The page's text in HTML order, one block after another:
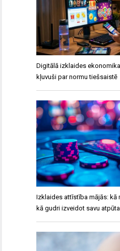
Digitālā izklaides
kļuvuši par normu tiešsaistē
Izklaides attīstība mājās: kā
kā gudri izveidot savu